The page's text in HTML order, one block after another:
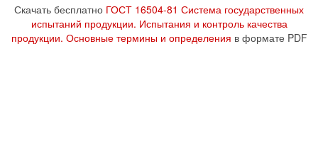
Скачать бесплатно ГОСТ 16504-81 Система государственных
испытаний продукции. Испытания и контроль качества
продукции. Основные термины и определения в формате PDF